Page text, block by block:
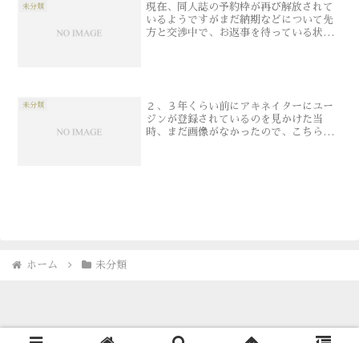
未分類
現在、同人誌の予約枠が再び解放されて
いるようですがまだ納期などについて先
方と交渉中で、お返事を待っている状況
未分類
２、３年くらい前にアキネイターにユー
ジンが登録されているのを見かけた当
時、まだ画像がなかったので、こちらを
ホーム 未分類